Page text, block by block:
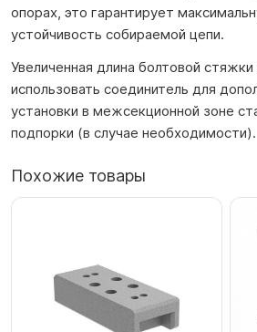
опорах, это гарантирует
устойчивость собираемой цепи.
Увеличенная длина болтовой стяжки
использовать соединитель для
установки в межсекционной зоне
подпорки (в случае необходимости).
Похожие товары